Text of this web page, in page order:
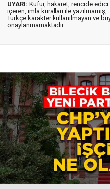
UYARI: Küfür, hakaret, rencide edici
içeren, imla kuralları ile yazılmamış,
Türkçe karakter kullanılmayan ve
onaylanmamaktadır.